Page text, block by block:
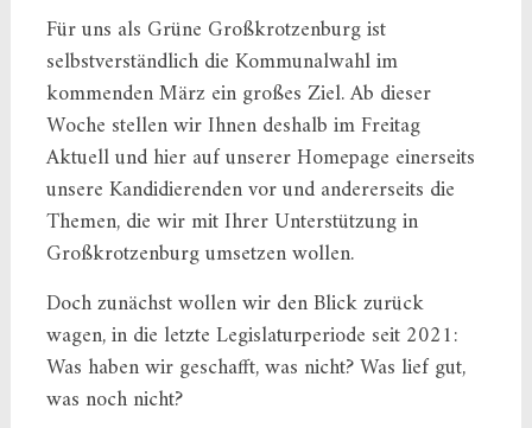
Für uns als Grüne Großkrotzenburg ist
selbstverständlich die Kommunalwahl im
kommenden März ein großes Ziel. Ab dieser
Woche stellen wir Ihnen deshalb im Freitag
Aktuell und hier auf unserer Homepage einerseits
unsere Kandidierenden vor und andererseits die
Themen, die wir mit Ihrer Unterstützung in
Großkrotzenburg umsetzen wollen.
Doch zunächst wollen wir den Blick zurück
wagen, in die letzte Legislaturperiode seit 2021:
Was haben wir geschafft, was nicht? Was lief gut,
was noch nicht?